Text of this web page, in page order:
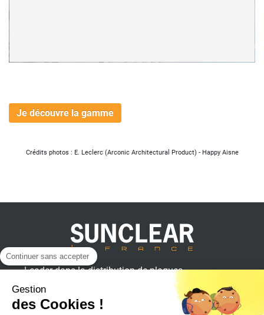
Je découvre la gamme
Crédits photos : E. Leclerc (Arconic Architectural Product) - Happy Aisne
Leader dans la distribution de plaques
plastiques, aluminium et composites
pour professionnels.
Continuer sans accepter
Gestion
des Cookies !